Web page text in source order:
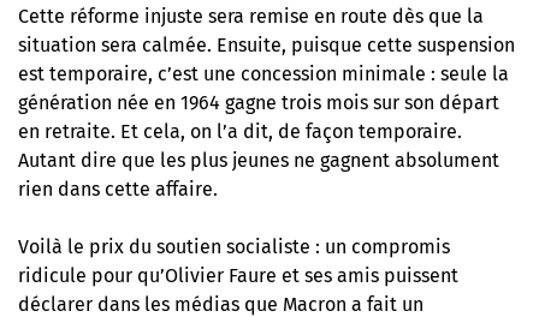
Cette réforme injuste sera remise en route dès que la
situation sera calmée. Ensuite, puisque cette suspension
est temporaire, c’est une concession minimale : seule la
génération née en 1964 gagne trois mois sur son départ
en retraite. Et cela, on l’a dit, de façon temporaire.
Autant dire que les plus jeunes ne gagnent absolument
rien dans cette affaire.
Voilà le prix du soutien socialiste : un compromis
ridicule pour qu’Olivier Faure et ses amis puissent
déclarer dans les médias que Macron a fait un